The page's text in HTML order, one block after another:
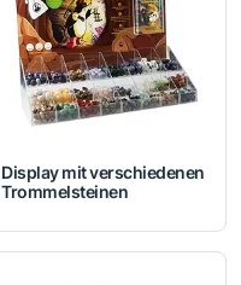
Display mit verschiedenen
Trommelsteinen